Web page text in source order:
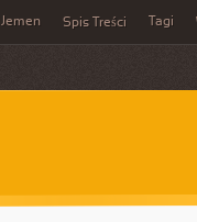
Jemen Spis Treści Tagi